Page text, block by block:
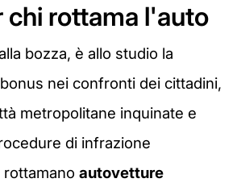
chi rottama l'auto
bozza, è allo studio la
nei confronti dei cittadini,
metropolitane inquinate e
di infrazione
autovetture